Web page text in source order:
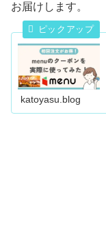
お届けします。
katoyasu.blog